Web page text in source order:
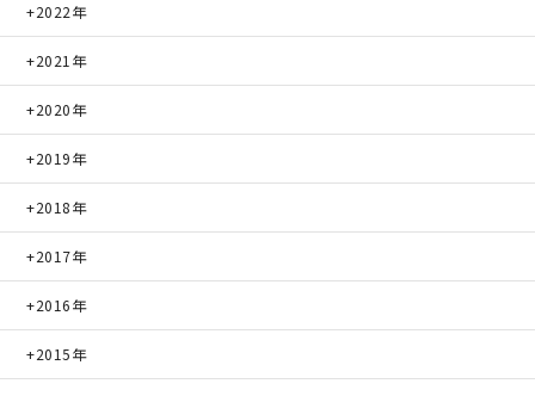
頑丈で長持ちの外壁
100年点検住宅
快適な室内環境へのこだわり
生涯続く安心のアフターフォロー
2022年
2021年
2020年
2019年
2018年
2017年
2016年
2015年